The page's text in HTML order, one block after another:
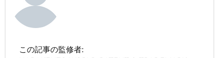
この記事の監修者: